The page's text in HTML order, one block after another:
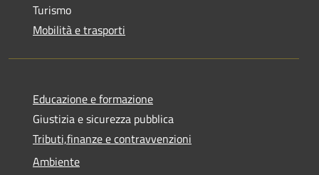
Turismo
Mobilità e trasporti
Educazione e formazione
Giustizia e sicurezza pubblica
Tributi,finanze e contravvenzioni
Ambiente